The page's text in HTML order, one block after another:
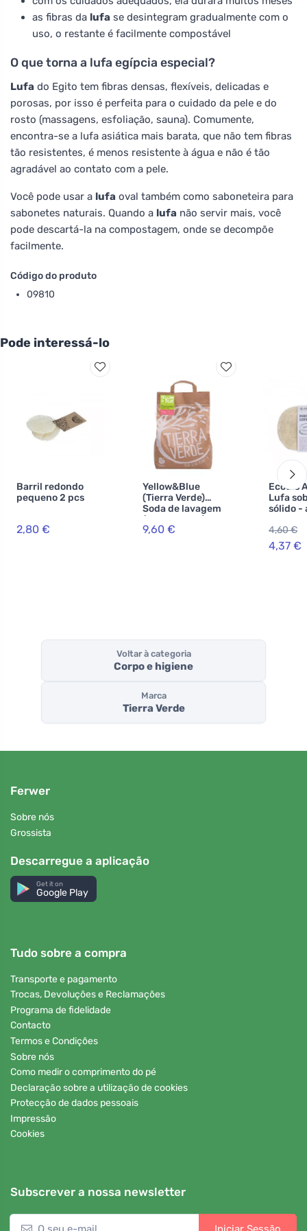
as fibras da lufa se desintegram gradualmente com o
uso, o restante é facilmente compostável
O que torna a lufa egípcia especial?
Lufa do Egito tem fibras densas, flexíveis, delicadas e
porosas, por isso é perfeita para o cuidado da pele e do
rosto (massagens, esfoliação, sauna). Comumente,
encontra-se a lufa asiática mais barata, que não tem fibras
tão resistentes, é menos resistente à água e não é tão
agradável ao contato com a pele.
Você pode usar a lufa oval também como saboneteira para
sabonetes naturais. Quando a lufa não servir mais, você
pode descartá-la na compostagem, onde se decompõe
facilmente.
Código do produto
09810
Pode interessá-lo
Barril redondo
pequeno 2 pcs
2,80 €
Yellow&Blue
(Tierra Verde)
Soda de lavagem
(saco de 5 kg) -
para a produção
9,60 €
Ecodis
Lufa
sólido -
4,60 €
4,37 €
Voltar à categoria
Corpo e higiene
Marca
Tierra Verde
Ferwer
Sobre nós
Grossista
Descarregue a aplicação
Get it on
Google Play
Tudo sobre a compra
Transporte e pagamento
Trocas, Devoluções e Reclamações
Programa de fidelidade
Contacto
Termos e Condições
Sobre nós
Como medir o comprimento do pé
Declaração sobre a utilização de cookies
Protecção de dados pessoais
Impressão
Cookies
Subscrever a nossa newsletter